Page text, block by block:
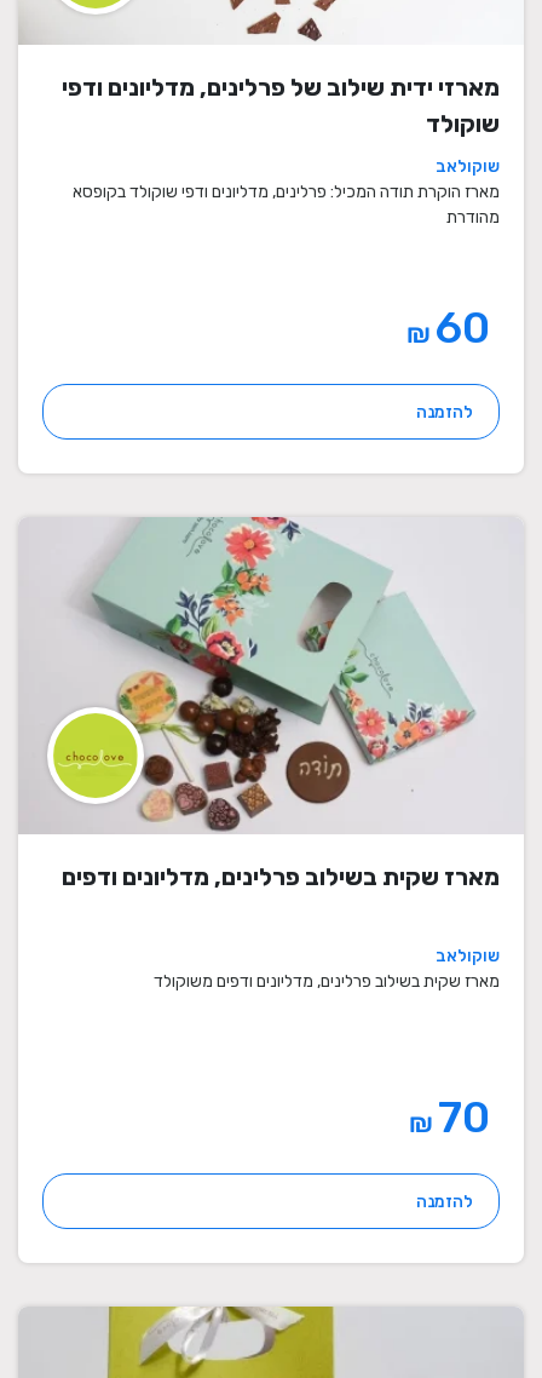
מארזי ידית שילוב של פרלינים, מדליונים ודפי
שוקולד
שוקולאב
מארז הוקרת תודה המכיל: פרלינים, מדליונים ודפי שוקולד בקופסא
מהודרת
₪
להזמנה
מארז שקית בשילוב פרלינים, מדליונים ודפים
שוקולאב
מארז שקית בשילוב פרלינים, מדליונים ודפים משוקולד
₪
להזמנה